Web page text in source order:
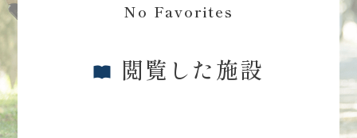
No Favorites
閲覧した施設